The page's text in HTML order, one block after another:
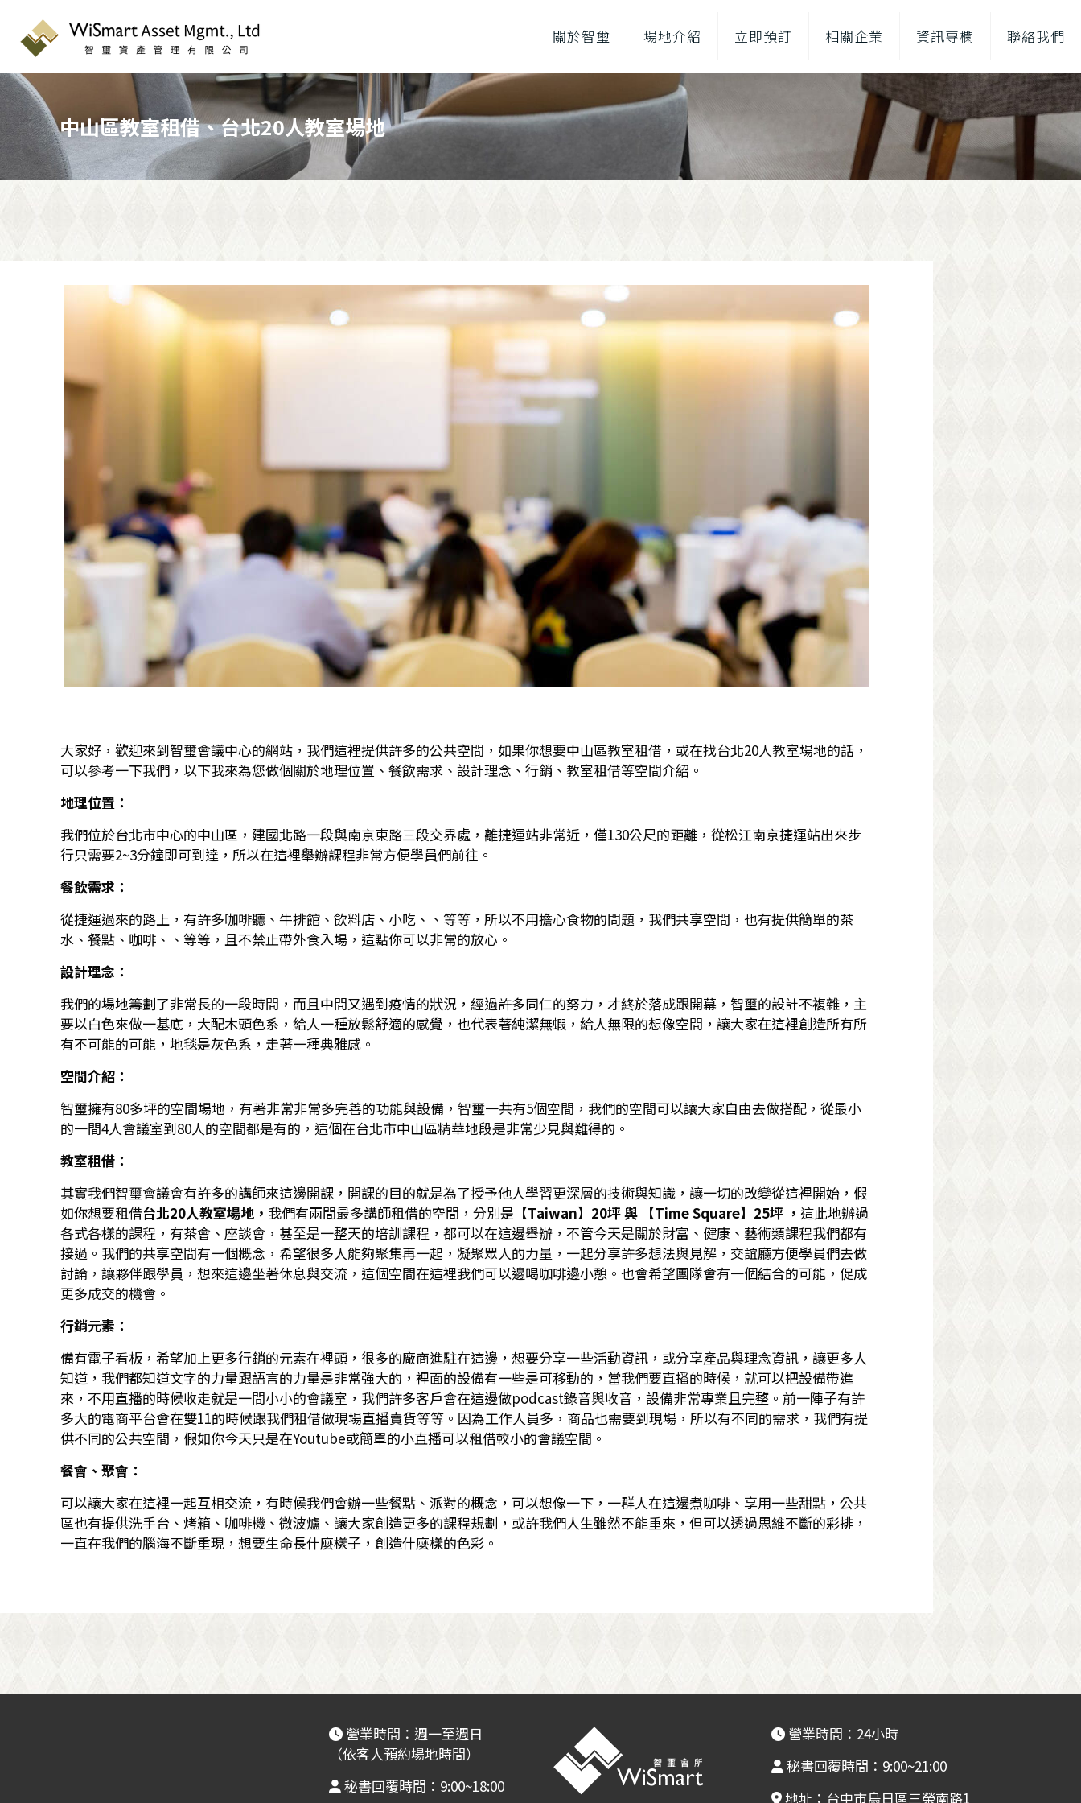
關於智璽 場地介紹 立即預訂 相關企業 資訊專欄 聯絡我們
中山區教室租借、台北20人教室場地
大家好，歡迎來到智璽會議中心的網站，我們這裡提供許多的公共空間，如果你想要中山區教室租借，或在找台北20人教室場地的話，
可以參考一下我們，以下我來為您做個關於地理位置、餐飲需求、設計理念、行銷、教室租借等空間介紹。
地理位置：
我們位於台北市中心的中山區，建國北路一段與南京東路三段交界處，離捷運站非常近，僅130公尺的距離，從松江南京捷運站出來步
行只需要2~3分鐘即可到達，所以在這裡舉辦課程非常方便學員們前往。
餐飲需求：
從捷運過來的路上，有許多咖啡聽、牛排館、飲料店、小吃、、等等，所以不用擔心食物的問題，我們共享空間，也有提供簡單的茶
水、餐點、咖啡、、等等，且不禁止帶外食入場，這點你可以非常的放心。
設計理念：
我們的場地籌劃了非常長的一段時間，而且中間又遇到疫情的狀況，經過許多同仁的努力，才終於落成跟開幕，智璽的設計不複雜，主
要以白色來做一基底，大配木頭色系，給人一種放鬆舒適的感覺，也代表著純潔無蝦，給人無限的想像空間，讓大家在這裡創造所有所
有不可能的可能，地毯是灰色系，走著一種典雅感。
空間介紹：
智璽擁有80多坪的空間場地，有著非常非常多完善的功能與設備，智璽一共有5個空間，我們的空間可以讓大家自由去做搭配，從最小
的一間4人會議室到80人的空間都是有的，這個在台北市中山區精華地段是非常少見與難得的。
教室租借：
其實我們智璽會議會有許多的講師來這邊開課，開課的目的就是為了授予他人學習更深層的技術與知識，讓一切的改變從這裡開始，假
如你想要租借台北20人教室場地， 我們有兩間最多講師租借的空間，分別是 【Taiwan】20坪 與 【Time Square】25坪 ， 這此地辦過
各式各樣的課程，有茶會、座談會，甚至是一整天的培訓課程，都可以在這邊舉辦，不管今天是關於財富、健康、藝術類課程我們都有
接過。我們的共享空間有一個概念，希望很多人能夠聚集再一起，凝聚眾人的力量，一起分享許多想法與見解，交誼廳方便學員們去做
討論，讓夥伴跟學員，想來這邊坐著休息與交流，這個空間在這裡我們可以邊喝咖啡邊小憩。也會希望團隊會有一個結合的可能，促成
更多成交的機會。
行銷元素：
備有電子看板，希望加上更多行銷的元素在裡頭，很多的廠商進駐在這邊，想要分享一些活動資訊，或分享產品與理念資訊，讓更多人
知道，我們都知道文字的力量跟語言的力量是非常強大的，裡面的設備有一些是可移動的，當我們要直播的時候，就可以把設備帶進
來，不用直播的時候收走就是一間小小的會議室，我們許多客戶會在這邊做podcast錄音與收音，設備非常專業且完整。前一陣子有許
多大的電商平台會在雙11的時候跟我們租借做現場直播賣貨等等。因為工作人員多，商品也需要到現場，所以有不同的需求，我們有提
供不同的公共空間，假如你今天只是在Youtube或簡單的小直播可以租借較小的會議空間。
餐會、聚會：
可以讓大家在這裡一起互相交流，有時候我們會辦一些餐點、派對的概念，可以想像一下，一群人在這邊煮咖啡、享用一些甜點，公共
區也有提供洗手台、烤箱、咖啡機、微波爐、讓大家創造更多的課程規劃，或許我們人生雖然不能重來，但可以透過思維不斷的彩排，
一直在我們的腦海不斷重現，想要生命長什麼樣子，創造什麼樣的色彩。
營業時間：週一至週日
（依客人預約場地時間）
秘書回覆時間：9:00~18:00
營業時間：24小時
秘書回覆時間：9:00~21:00
地址：台中市烏日區三榮南路1